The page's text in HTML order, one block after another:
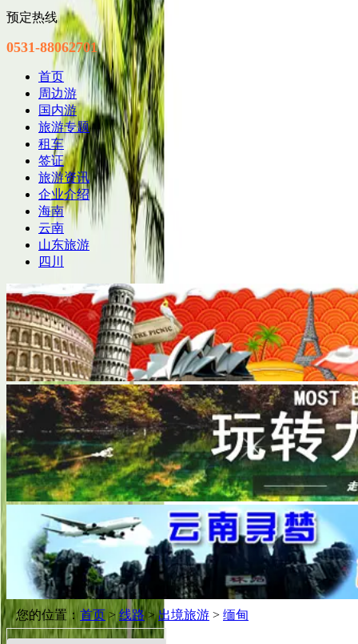
预定热线
0531-88062701
首页
周边游
国内游
旅游专题
租车
签证
旅游资讯
企业介绍
海南
云南
山东旅游
四川
您的位置：首页 > 线路>出境旅游 > 缅甸